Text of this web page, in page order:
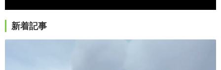
新着記事